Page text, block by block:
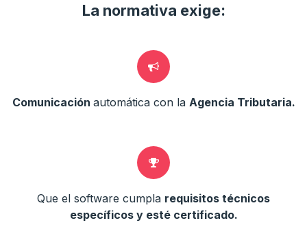
La normativa exige:
Comunicación automática con la Agencia Tributaria.
Que el software cumpla requisitos técnicos
específicos y esté certificado.